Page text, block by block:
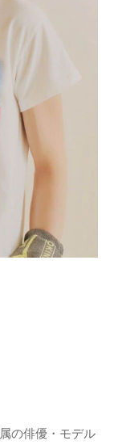
の俳優・モデル